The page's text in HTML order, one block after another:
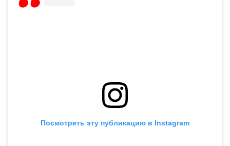
Посмотреть эту публикацию в Instagram